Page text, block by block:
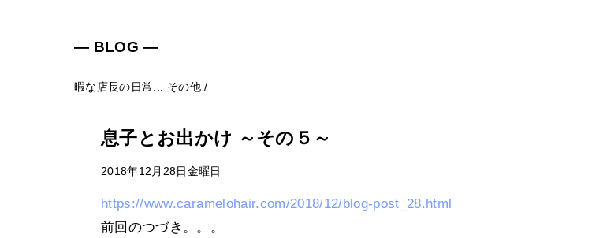
― BLOG ―
暇な店長の日常... その他/
息子とお出かけ ～その５～
2018年12月28日金曜日
https://www.caramelohair.com/2018/12/blog-post_28.html
前回のつづき。。。